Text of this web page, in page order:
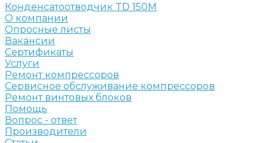
Конденсатоотводчик TD 150M
О компании
Опросные листы
Вакансии
Сертификаты
Услуги
Ремонт компрессоров
Сервисное обслуживание компрессоров
Ремонт винтовых блоков
Помощь
Вопрос - ответ
Производители